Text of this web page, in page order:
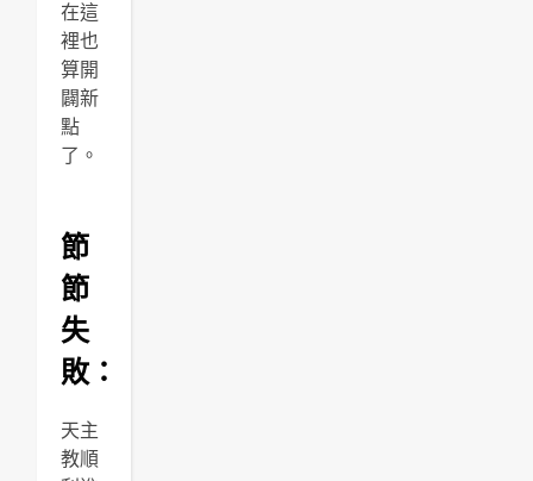
在這
裡也
算開
闢新
點
了。
節
節
失
敗：
天主
教順